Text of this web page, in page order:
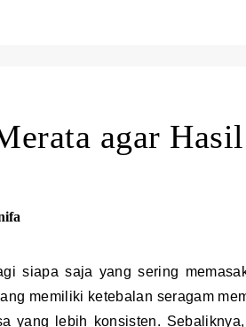
agar Hasil
memiliki ketebalan seragam
yang lebih konsisten.